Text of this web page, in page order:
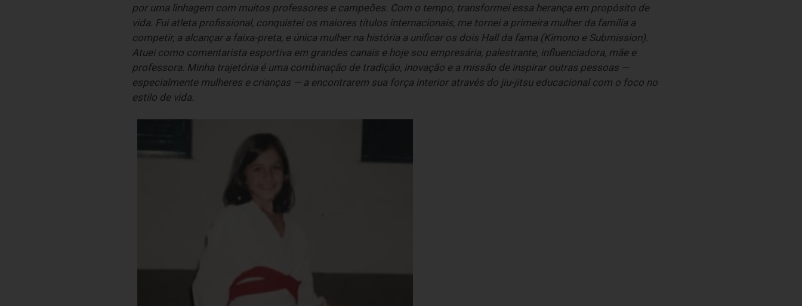
por uma linhagem com muitos professores e campeões. Com o tempo, transformei essa herança em propósito de
vida. Fui atleta profissional, conquistei os maiores títulos internacionais, me tornei a primeira mulher da família a
competir, a alcançar a faixa-preta, e única mulher na história a unificar os dois Hall da fama (Kimono e Submission).
Atuei como comentarista esportiva em grandes canais e hoje sou empresária, palestrante, influenciadora, mãe e
professora. Minha trajetória é uma combinação de tradição, inovação e a missão de inspirar outras pessoas —
especialmente mulheres e crianças — a encontrarem sua força interior através do jiu-jitsu educacional com o foco no
estilo de vida.